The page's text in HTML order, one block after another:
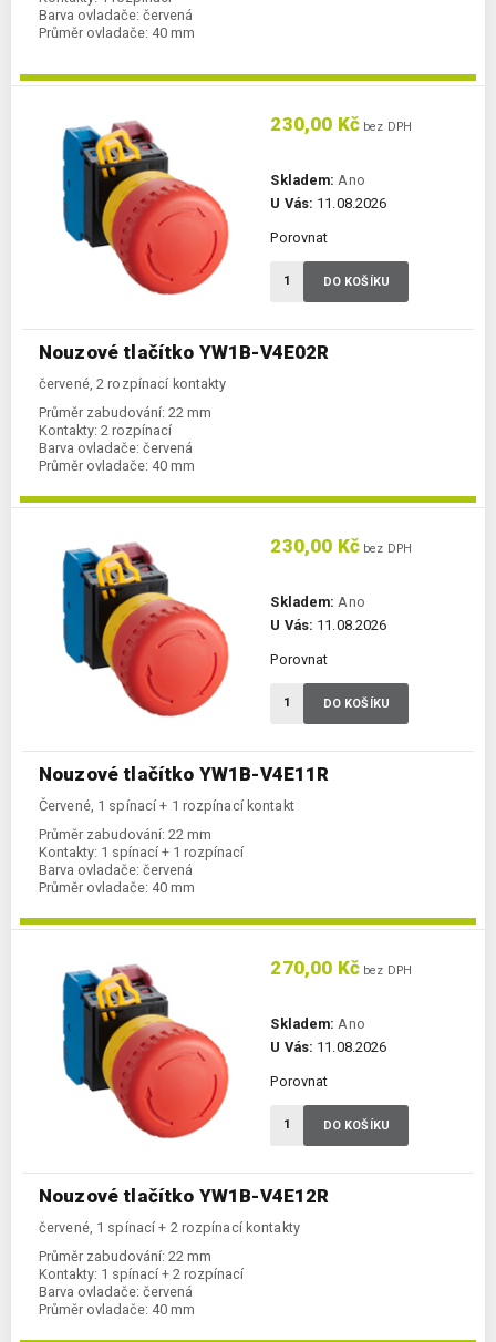
Barva ovladače: červená
Průměr ovladače: 40 mm
Nouzové tlačítko YW1B-V4E02R
červené, 2 rozpínací kontakty
Průměr zabudování: 22 mm
Kontakty: 2 rozpínací
Barva ovladače: červená
Průměr ovladače: 40 mm
230,00 Kč bez DPH
Skladem: Ano
U Vás: 11.08.2026
Porovnat
DO KOŠÍKU
Nouzové tlačítko YW1B-V4E11R
Červené, 1 spínací + 1 rozpínací kontakt
Průměr zabudování: 22 mm
Kontakty: 1 spínací + 1 rozpínací
Barva ovladače: červená
Průměr ovladače: 40 mm
230,00 Kč bez DPH
Skladem: Ano
U Vás: 11.08.2026
Porovnat
DO KOŠÍKU
Nouzové tlačítko YW1B-V4E12R
červené, 1 spínací + 2 rozpínací kontakty
Průměr zabudování: 22 mm
Kontakty: 1 spínací + 2 rozpínací
Barva ovladače: červená
Průměr ovladače: 40 mm
270,00 Kč bez DPH
Skladem: Ano
U Vás: 11.08.2026
Porovnat
DO KOŠÍKU